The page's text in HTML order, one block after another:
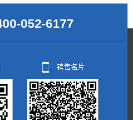
052-6177
销售名片